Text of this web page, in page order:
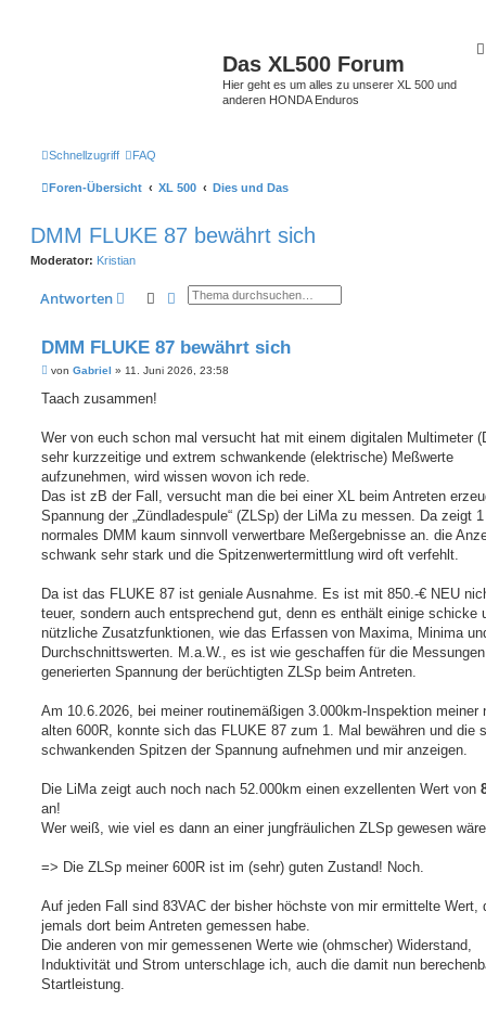
Das XL500 Forum
Hier geht es um alles zu unserer XL 500 und
anderen HONDA Enduros
Schnellzugriff FAQ
Foren-Übersicht XL 500 Dies und Das
DMM FLUKE 87 bewährt sich
Moderator: Kristian
Antworten SucheErweiterte Suche
DMM FLUKE 87 bewährt sich
B
i
a
von Gabriel » 11. Juni 2026, 23:58
Taach zusammen!
Wer von euch schon mal versucht hat mit einem digitalen Multimeter
sehr kurzzeitige und extrem schwankende (elektrische) Meßwerte
aufzunehmen, wird wissen wovon ich rede.
Das ist zB der Fall, versucht man die bei einer XL beim Antreten
Spannung der „Zündladespule“ (ZLSp) der LiMa zu messen. Da zeigt 1
normales DMM kaum sinnvoll verwertbare Meßergebnisse an. die
schwank sehr stark und die Spitzenwertermittlung wird oft verfehlt.
Da ist das FLUKE 87 ist geniale Ausnahme. Es ist mit 850.-€ NEU
teuer, sondern auch entsprechend gut, denn es enthält einige schicke
nützliche Zusatzfunktionen, wie das Erfassen von Maxima, Minima
Durchschnittswerten. M.a.W., es ist wie geschaffen für die
generierten Spannung der berüchtigten ZLSp beim Antreten.
Am 10.6.2026, bei meiner routinemäßigen 3.000km-Inspektion meiner
alten 600R, konnte sich das FLUKE 87 zum 1. Mal bewähren und die
schwankenden Spitzen der Spannung aufnehmen und mir anzeigen.
Die LiMa zeigt auch noch nach 52.000km einen exzellenten Wert von
an!
Wer weiß, wie viel es dann an einer jungfräulichen ZLSp gewesen
=> Die ZLSp meiner 600R ist im (sehr) guten Zustand! Noch.
Auf jeden Fall sind 83VAC der bisher höchste von mir ermittelte Wert,
jemals dort beim Antreten gemessen habe.
Die anderen von mir gemessenen Werte wie (ohmscher) Widerstand,
Induktivität und Strom unterschlage ich, auch die damit nun
Startleistung.